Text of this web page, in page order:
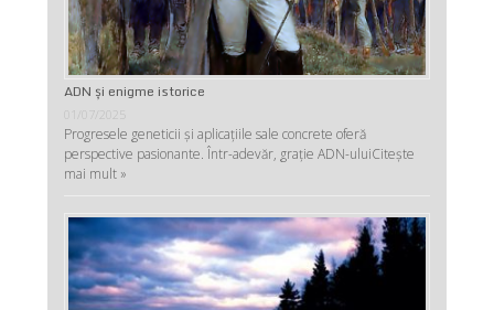
ADN şi enigme istorice
01/07/2025
Progresele geneticii şi aplicaţiile sale concrete oferă
perspective pasionante. Într-adevăr, graţie ADN-uluiCitește
mai mult »